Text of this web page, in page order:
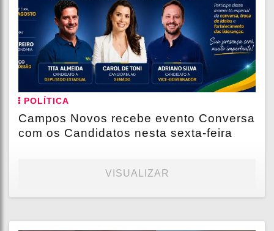
POLÍTICA
Campos Novos recebe evento Conversa
com os Candidatos nesta sexta-feira
VISUALIZAR